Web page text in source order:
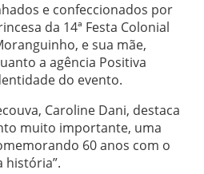
e confeccionados por
da 14ª Festa Colonial
e sua mãe,
a agência Positiva
do evento.
Caroline Dani, destaca
muito importante, uma
60 anos com o
história”.